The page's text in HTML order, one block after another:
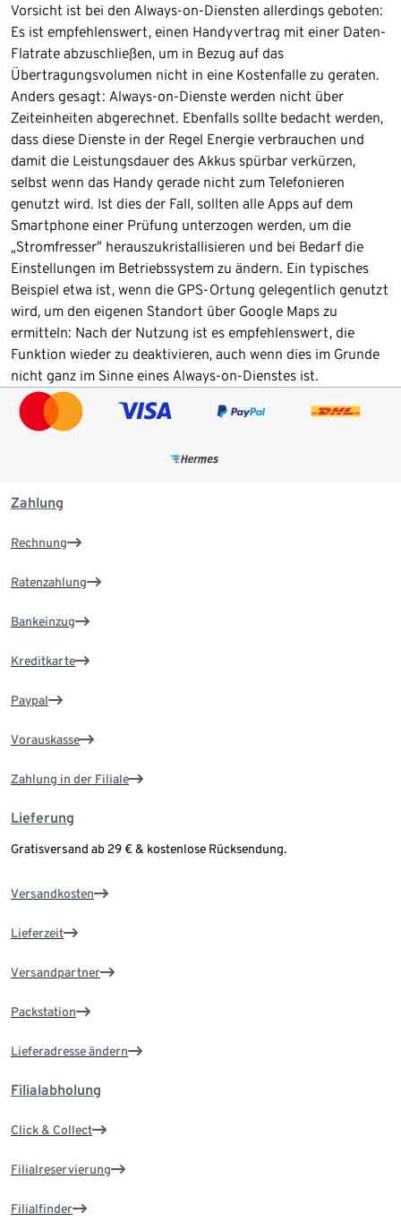
Vorsicht ist bei den Always-on-Diensten allerdings geboten:
Es ist empfehlenswert, einen Handyvertrag mit einer Daten-
Flatrate abzuschließen, um in Bezug auf das
Übertragungsvolumen nicht in eine Kostenfalle zu geraten.
Anders gesagt: Always-on-Dienste werden nicht über
Zeiteinheiten abgerechnet. Ebenfalls sollte bedacht werden,
dass diese Dienste in der Regel Energie verbrauchen und
damit die Leistungsdauer des Akkus spürbar verkürzen,
selbst wenn das Handy gerade nicht zum Telefonieren
genutzt wird. Ist dies der Fall, sollten alle Apps auf dem
Smartphone einer Prüfung unterzogen werden, um die
„Stromfresser” herauszukristallisieren und bei Bedarf die
Einstellungen im Betriebssystem zu ändern. Ein typisches
Beispiel etwa ist, wenn die GPS-Ortung gelegentlich genutzt
wird, um den eigenen Standort über Google Maps zu
ermitteln: Nach der Nutzung ist es empfehlenswert, die
Funktion wieder zu deaktivieren, auch wenn dies im Grunde
nicht ganz im Sinne eines Always-on-Dienstes ist.
Zahlung
Rechnung
Ratenzahlung
Bankeinzug
Kreditkarte
Paypal
Vorauskasse
Zahlung in der Filiale
Lieferung
Gratisversand ab 29 € & kostenlose Rücksendung.
Versandkosten
Lieferzeit
Versandpartner
Packstation
Lieferadresse ändern
Filialabholung
Click & Collect
Filialreservierung
Filialfinder